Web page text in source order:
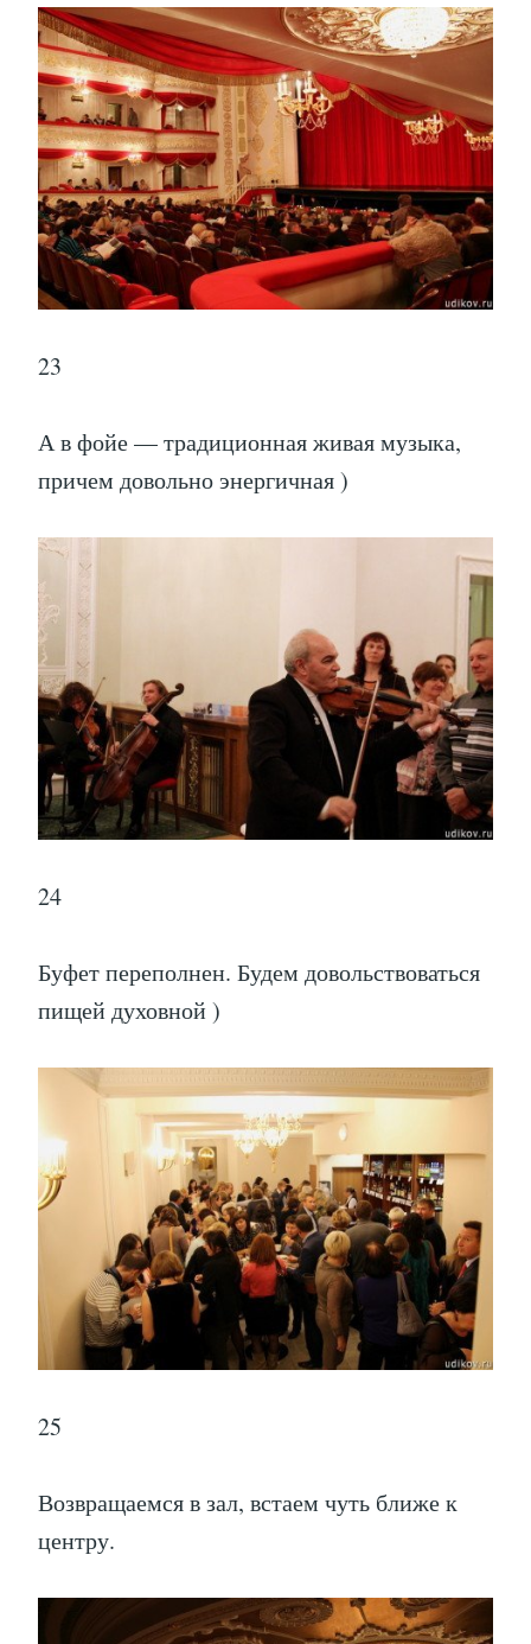
23
А в фойе — традиционная живая музыка,
причем довольно энергичная )
24
Буфет переполнен. Будем довольствоваться
пищей духовной )
25
Возвращаемся в зал, встаем чуть ближе к
центру.